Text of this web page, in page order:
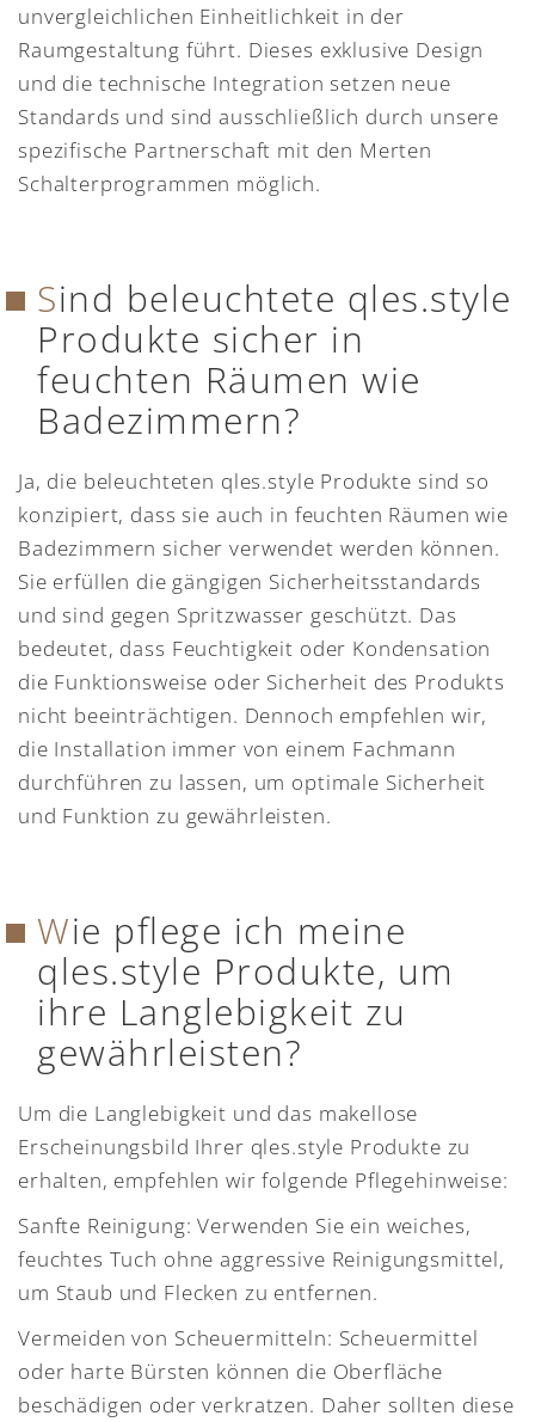
unvergleichlichen Einheitlichkeit in der
Raumgestaltung führt. Dieses exklusive Design
und die technische Integration setzen neue
Standards und sind ausschließlich durch unsere
spezifische Partnerschaft mit den Merten
Schalterprogrammen möglich.
Sind beleuchtete qles.style
Produkte sicher in
feuchten Räumen wie
Badezimmern?
Ja, die beleuchteten qles.style Produkte sind so
konzipiert, dass sie auch in feuchten Räumen wie
Badezimmern sicher verwendet werden können.
Sie erfüllen die gängigen Sicherheitsstandards
und sind gegen Spritzwasser geschützt. Das
bedeutet, dass Feuchtigkeit oder Kondensation
die Funktionsweise oder Sicherheit des Produkts
nicht beeinträchtigen. Dennoch empfehlen wir,
die Installation immer von einem Fachmann
durchführen zu lassen, um optimale Sicherheit
und Funktion zu gewährleisten.
Wie pflege ich meine
qles.style Produkte, um
ihre Langlebigkeit zu
gewährleisten?
Um die Langlebigkeit und das makellose
Erscheinungsbild Ihrer qles.style Produkte zu
erhalten, empfehlen wir folgende Pflegehinweise:
Sanfte Reinigung: Verwenden Sie ein weiches,
feuchtes Tuch ohne aggressive Reinigungsmittel,
um Staub und Flecken zu entfernen.
Vermeiden von Scheuermitteln: Scheuermittel
oder harte Bürsten können die Oberfläche
beschädigen oder verkratzen. Daher sollten diese